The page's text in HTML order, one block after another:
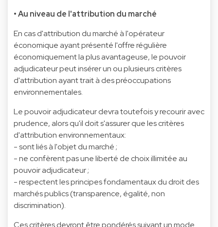
• Au niveau de l'attribution du marché
En cas d'attribution du marché à l'opérateur
économique ayant présenté l'offre régulière
économiquement la plus avantageuse, le pouvoir
adjudicateur peut insérer un ou plusieurs critères
d'attribution ayant trait à des préoccupations
environnementales.
Le pouvoir adjudicateur devra toutefois y recourir avec
prudence, alors qu'il doit s'assurer que les critères
d'attribution environnementaux:
- sont liés à l'objet du marché ;
- ne confèrent pas une liberté de choix illimitée au
pouvoir adjudicateur ;
- respectent les principes fondamentaux du droit des
marchés publics (transparence, égalité, non
discrimination).
Ces critères devront être pondérés suivant un mode